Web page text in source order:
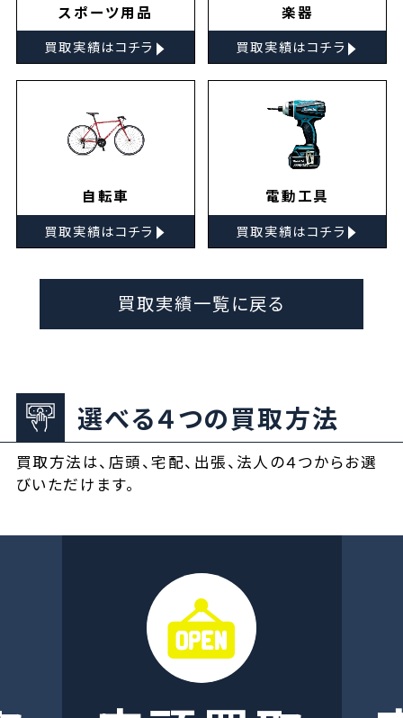
スポーツ用品
買取実績はコチラ ▸
楽器
買取実績はコチラ ▸
自転車
買取実績はコチラ ▸
電動工具
買取実績はコチラ ▸
買取実績一覧に戻る
選べる４つの買取方法
買取方法は、店頭、宅配、出張、法人の４つからお選
びいただけます。